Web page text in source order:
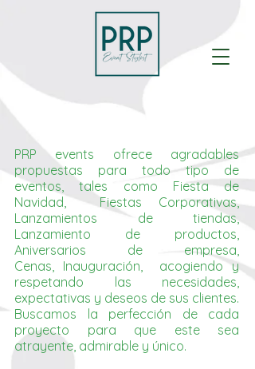
PRP events ofrece agradables
propuestas para todo tipo de
eventos, tales como Fiesta de
Navidad, Fiestas Corporativas,
Lanzamientos de tiendas,
Lanzamiento de productos,
Aniversarios de empresa,
Cenas, Inauguración, acogiendo y
respetando las necesidades,
expectativas y deseos de sus clientes.
Buscamos la perfección de cada
proyecto para que este sea
atrayente, admirable y único.